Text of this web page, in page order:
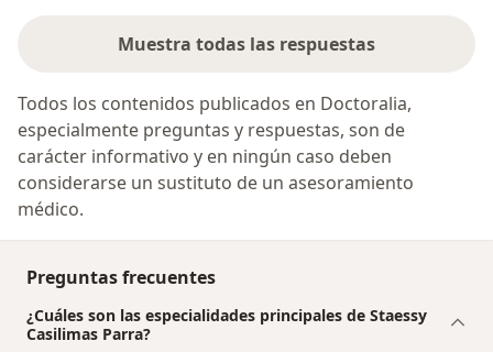
Muestra todas las respuestas
Todos los contenidos publicados en Doctoralia,
especialmente preguntas y respuestas, son de
carácter informativo y en ningún caso deben
considerarse un sustituto de un asesoramiento
médico.
Preguntas frecuentes
¿Cuáles son las especialidades principales de Staessy
Casilimas Parra?